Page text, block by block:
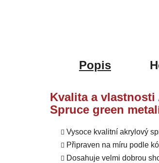
Popis
Kvalita a vlastnosti
Spruce green
Vysoce kvalitní akrylový
Připraven na míru podle
Dosahuje velmi dobrou